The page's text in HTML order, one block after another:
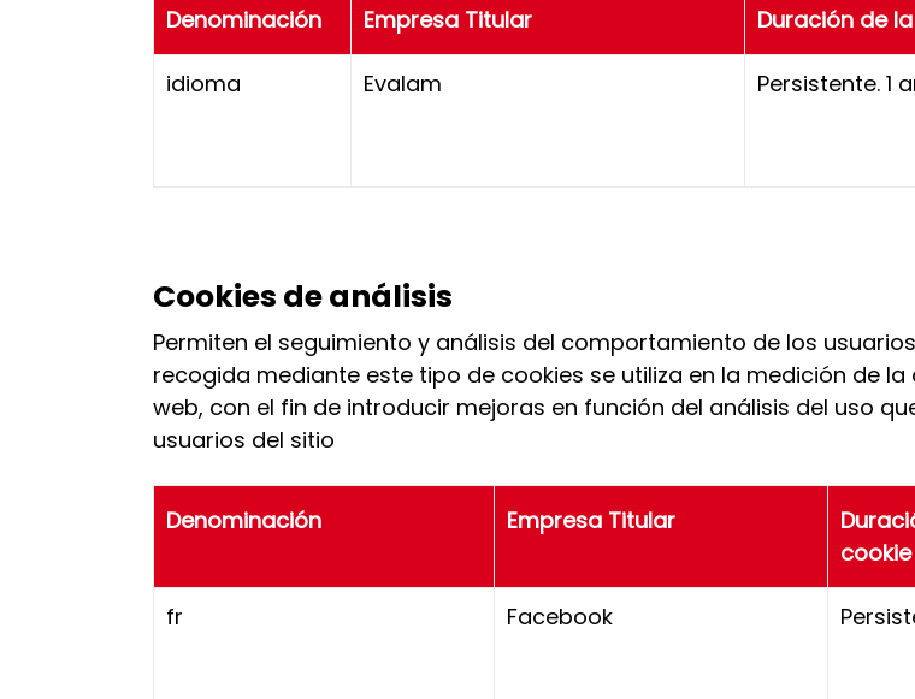
Denominación Empresa Titular Duración de
idioma Evalam Persistente. 1
Cookies de análisis
Permiten el seguimiento y análisis del comportamiento de los
recogida mediante este tipo de cookies se utiliza en la medición de
web, con el fin de introducir mejoras en función del análisis del uso
usuarios del sitio
Denominación Empresa Titular
cookie
fr Facebook